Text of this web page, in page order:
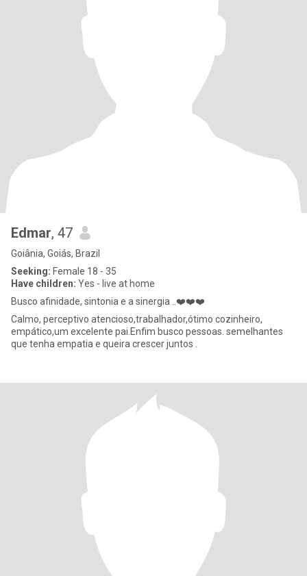
Edmar, 47
Goiânia, Goiás, Brazil
Seeking: Female 18 - 35
Have children: Yes - live at home
Busco afinidade, sintonia e a sinergia ..❤️❤️❤️
Calmo, perceptivo atencioso,trabalhador,ótimo cozinheiro,
empático,um excelente pai.Enfim busco pessoas. semelhantes
que tenha empatia e queira crescer juntos .